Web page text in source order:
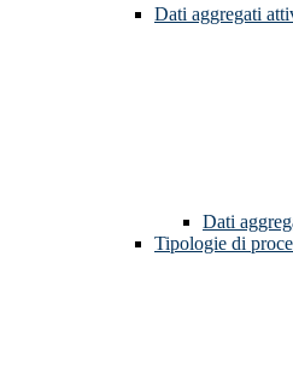
Dati aggregati
Dati
Tipologie di